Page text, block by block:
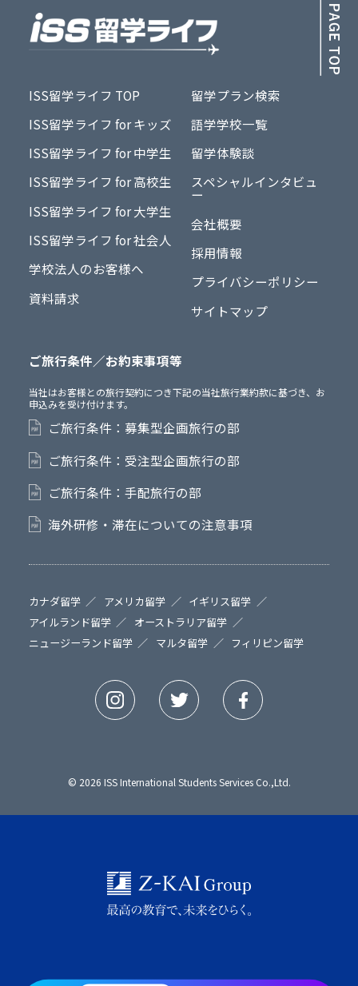
ISS留学ライフ TOP
ISS留学ライフ for キッズ
ISS留学ライフ for 中学生
ISS留学ライフ for 高校生
ISS留学ライフ for 大学生
ISS留学ライフ for 社会人
学校法人のお客様へ
資料請求
留学プラン検索
語学学校一覧
留学体験談
スペシャルインタビュ
ー
会社概要
採用情報
プライバシーポリシー
サイトマップ
ご旅行条件／お約束事項等
当社はお客様との旅行契約につき下記の当社旅行業約款に基づき、お
申込みを受け付けます。
ご旅行条件：募集型企画旅行の部
ご旅行条件：受注型企画旅行の部
ご旅行条件：手配旅行の部
海外研修・滞在についての注意事項
カナダ留学 アメリカ留学
イギリス留学
アイルランド留学
オーストラリア留学
ニュージーランド留学
マルタ留学 フィリピン留学
© 2026 ISS International Students Services Co.,Ltd.